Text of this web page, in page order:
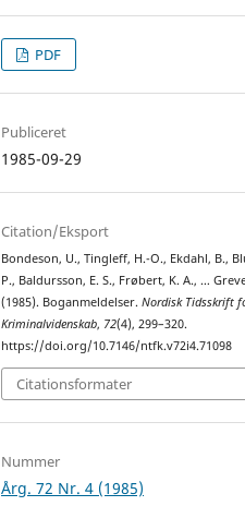
PDF
Publiceret
1985-09-29
Citation/Eksport
Bondeson, U., Tingleff, H.-O., Ekdahl, B.,
P., Baldursson, E. S., Frøbert, K. A., …
(1985). Boganmeldelser.Nordisk Tidsskrift
Kriminalvidenskab, 72(4), 299–320.
https://doi.org/10.7146/ntfk.v72i4.71098
Citationsformater
Nummer
Årg. 72 Nr. 4 (1985)